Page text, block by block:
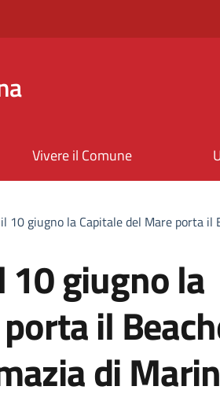
Vivere il Comune
10 giugno la Capitale del Mare porta
10 giugno la
il
di